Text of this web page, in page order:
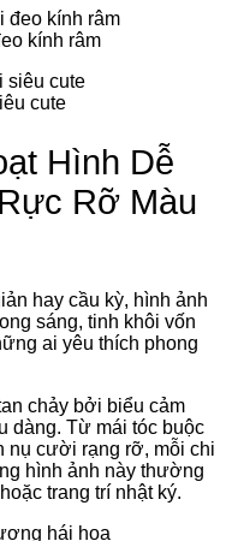
kính râm
cute
Hình Dễ
Rỡ Màu
hay cầu kỳ, hình ảnh
sáng, tinh khôi vốn
ai yêu thích phong
chảy bởi biểu cảm
dàng. Từ mái tóc buộc
nụ cười rạng rỡ, mỗi chi
hình ảnh này thường
trang trí nhật ký.